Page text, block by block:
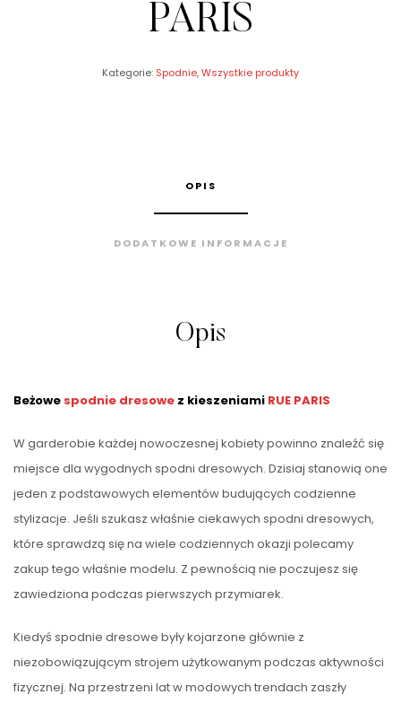
PARIS
Kategorie: Spodnie,Wszystkie produkty
OPIS
DODATKOWE INFORMACJE
Opis
Beżowe spodnie dresowe z kieszeniami RUE PARIS
W garderobie każdej nowoczesnej kobiety powinno znaleźć się
miejsce dla wygodnych spodni dresowych. Dzisiaj stanowią one
jeden z podstawowych elementów budujących codzienne
stylizacje. Jeśli szukasz właśnie ciekawych spodni dresowych,
które sprawdzą się na wiele codziennych okazji polecamy
zakup tego właśnie modelu. Z pewnością nie poczujesz się
zawiedziona podczas pierwszych przymiarek.
Kiedyś spodnie dresowe były kojarzone głównie z
niezobowiązującym strojem użytkowanym podczas aktywności
fizycznej. Na przestrzeni lat w modowych trendach zaszły